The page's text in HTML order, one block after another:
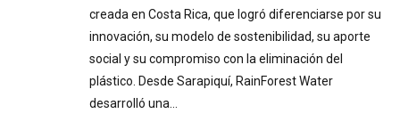
creada en Costa Rica, que logró diferenciarse por su
innovación, su modelo de sostenibilidad, su aporte
social y su compromiso con la eliminación del
plástico. Desde Sarapiquí, RainForest Water
desarrolló una…